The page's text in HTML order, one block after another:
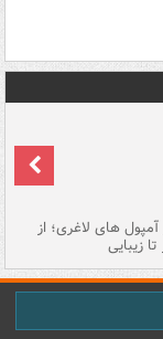
آمپول های لاغری؛ از
زیبایی